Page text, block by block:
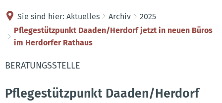
Sie sind hier: Aktuelles Archiv
2025
Pflegestützpunkt Daaden/Herdorf jetzt in neuen Büros
im Herdorfer Rathaus
BERATUNGSSTELLE
Pflegestützpunkt Daaden/Herdorf